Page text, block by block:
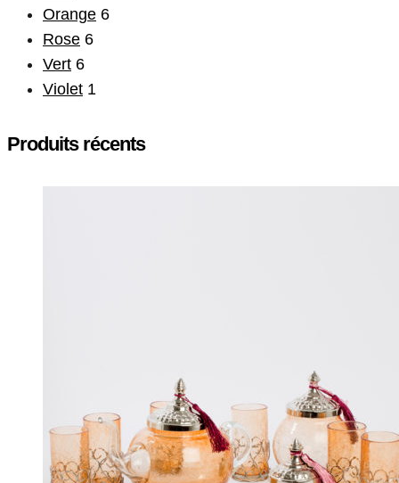
Orange 6
Rose 6
Vert 6
Violet 1
Produits récents